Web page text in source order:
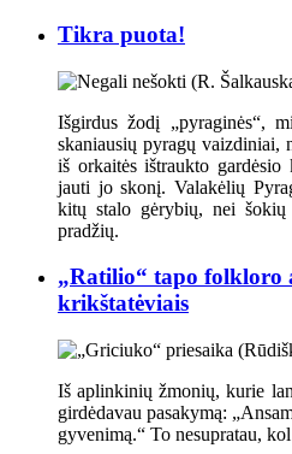
Tikra puota!
Išgirdus žodį „pyraginės“,
skaniausių pyragų vaizdiniai,
iš orkaitės ištraukto
jauti jo skonį. Valakėlių
kitų stalo gėrybių, nei
pradžių.
„Ratilio“ tapo folkloro
krikštatėviais
Iš aplinkinių žmonių, kurie
girdėdavau pasakymą:
gyvenimą.“ To nesupratau,